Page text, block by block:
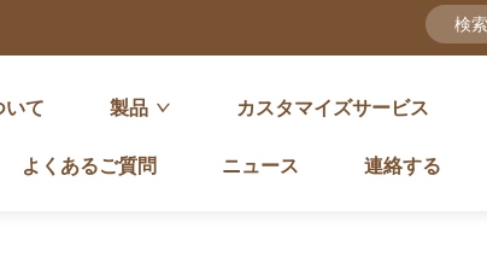
いて 製品 カスタマイズサービス
よくあるご質問 ニュース 連絡する